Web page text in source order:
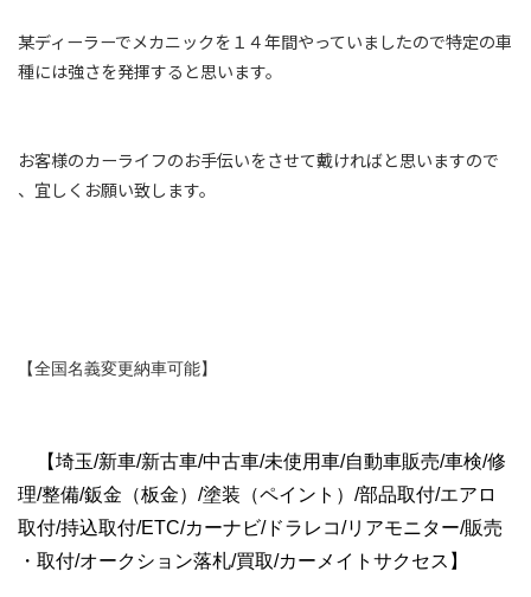
某ディーラーでメカニックを１４年間やっていましたので特定の車
種には強さを発揮すると思います。
お客様のカーライフのお手伝いをさせて戴ければと思いますので
、宜しくお願い致します。
【全国名義変更納車可能】
【埼玉/新車/新古車/中古車/未使用車/自動車販売/車検/修
理/整備/鈑金（板金）/塗装（ペイント）/部品取付/エアロ
取付/持込取付/ETC/カーナビ/ドラレコ/リアモニター/販売
・取付/オークション落札/買取/カーメイトサクセス】